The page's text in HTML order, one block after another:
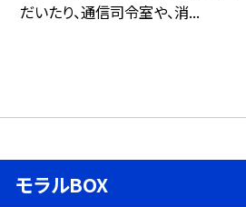
だいたり、通信司令室や、消...
モラルBOX